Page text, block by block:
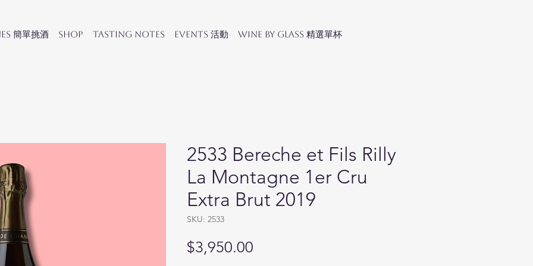
簡單挑酒 SHOP Tasting Notes Events 活動 Wine by Glass 精選單杯
2533 Bereche et Fils Rilly
La Montagne 1er Cru
Extra Brut 2019
SKU: 2533
$3,950.00